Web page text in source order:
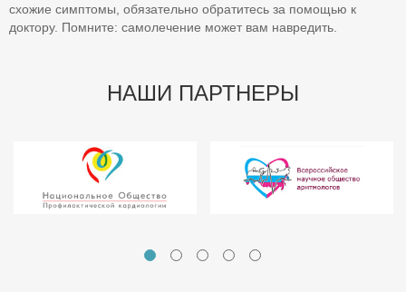
схожие симптомы, обязательно обратитесь за помощью к
доктору. Помните: самолечение может вам навредить.
НАШИ ПАРТНЕРЫ